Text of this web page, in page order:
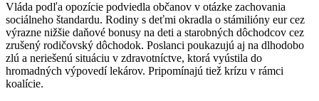
Vláda podľa opozície podviedla občanov v otázke zachovania
sociálneho štandardu. Rodiny s deťmi okradla o stámilióny eur cez
výrazne nižšie daňové bonusy na deti a starobných dôchodcov cez
zrušený rodičovský dôchodok. Poslanci poukazujú aj na dlhodobo
zlú a neriešenú situáciu v zdravotníctve, ktorá vyústila do
hromadných výpovedí lekárov. Pripomínajú tiež krízu v rámci
koalície.